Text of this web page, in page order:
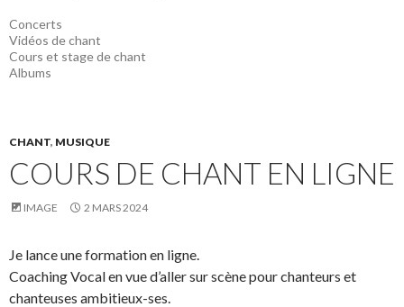
Concerts
Vidéos de chant
Cours et stage de chant
Albums
CHANT, MUSIQUE
COURS DE CHANT EN LIGNE
IMAGE 2 MARS 2024
Je lance une formation en ligne.
Coaching Vocal en vue d’aller sur scène pour chanteurs et
chanteuses ambitieux-ses.